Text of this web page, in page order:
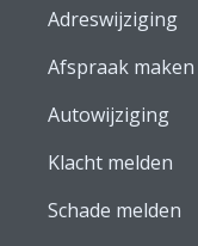
Adreswijziging
Afspraak maken
Autowijziging
Klacht melden
Schade melden